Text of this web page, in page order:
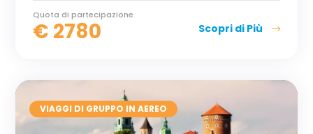
Quota di partecipazione
€ 2780 Scopri di Più
VIAGGI DI GRUPPO IN AEREO